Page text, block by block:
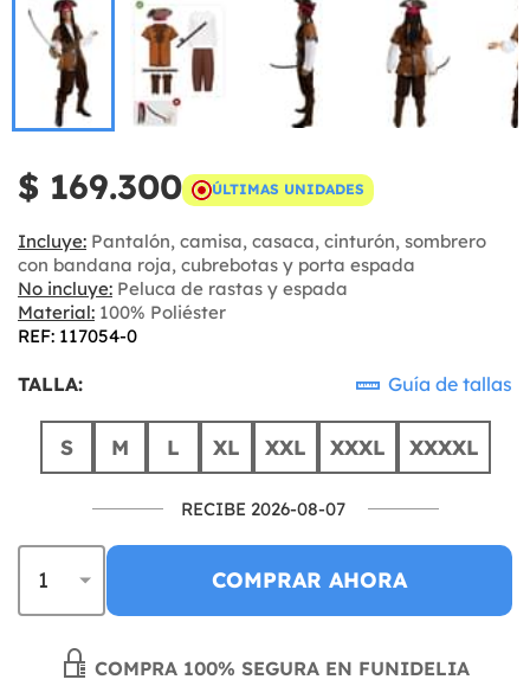
$ 169.300 ÚLTIMAS UNIDADES
Incluye: Pantalón, camisa, casaca, cinturón, sombrero
con bandana roja, cubrebotas y porta espada
No incluye: Peluca de rastas y espada
Material: 100% Poliéster
REF: 117054-0
TALLA: Guía de tallas
S M L XL XXL XXXL XXXXL
RECIBE 2026-08-07
COMPRAR AHORA
COMPRA 100% SEGURA EN FUNIDELIA